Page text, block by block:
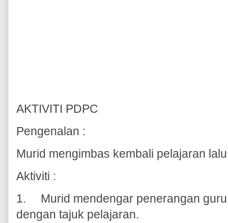
AKTIVITI PDPC
Pengenalan :
Murid mengimbas kembali pelajaran
Aktiviti :
1.
Murid mendengar penerangan
dengan tajuk pelajaran.